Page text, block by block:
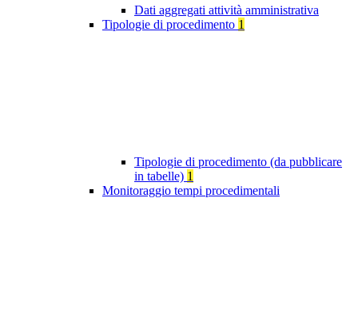
Dati aggregati attività amministrativa
Tipologie di procedimento 1
Tipologie di procedimento (da pubblicare
in tabelle) 1
Monitoraggio tempi procedimentali